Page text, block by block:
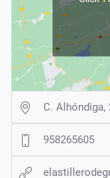
C. Alhóndiga,
958265605